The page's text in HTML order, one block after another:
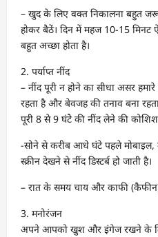
– खुद के लिए वक्त निकालना बहुत
होकर बैठें। दिन में महज 10-15 मिनट
बहुत अच्छा होता है।
2. पर्याप्त नींद
– नींद पूरी न होने का सीधा असर हमारे
रहता है और बेवजह की तनाव बना
पूरी 8 से 9 घंटेे की नींद लेने की
-सोने से करीब आधे घंटे पहले
स्क्रीन देखने से नींद डिस्टर्ब हो जाती है।
– रात के समय चाय और काफी
3. मनोरंजन
अपने आपको खुश और इंगेज रखने के